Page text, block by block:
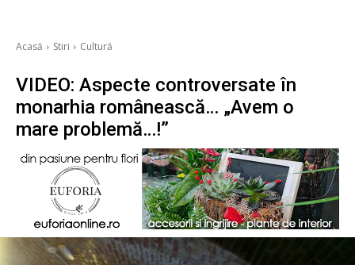
Acasă Stiri Cultură
VIDEO: Aspecte controversate în
monarhia românească… „Avem o
mare problemă…!”